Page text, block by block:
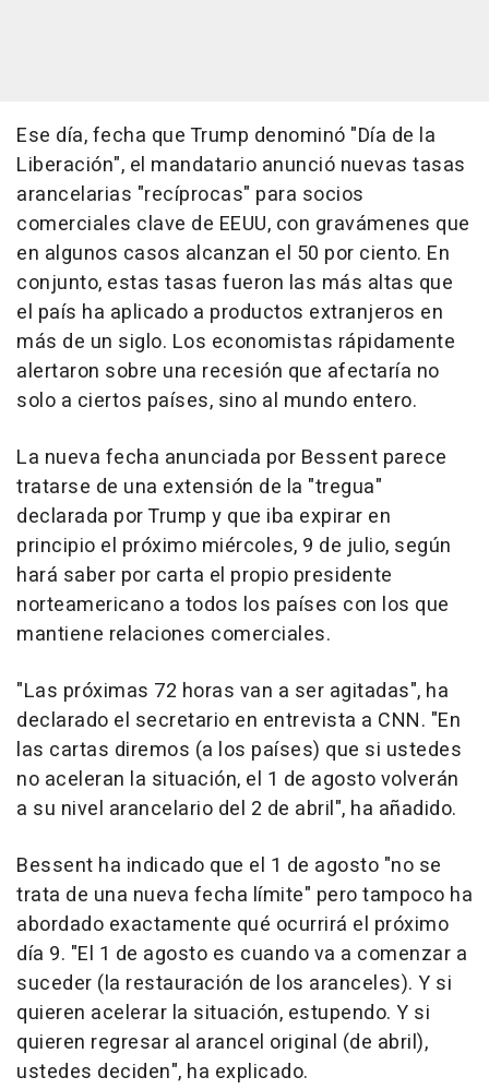
Ese día, fecha que Trump denominó "Día de la
Liberación", el mandatario anunció nuevas tasas
arancelarias "recíprocas" para socios
comerciales clave de EEUU, con gravámenes que
en algunos casos alcanzan el 50 por ciento. En
conjunto, estas tasas fueron las más altas que
el país ha aplicado a productos extranjeros en
más de un siglo. Los economistas rápidamente
alertaron sobre una recesión que afectaría no
solo a ciertos países, sino al mundo entero.
La nueva fecha anunciada por Bessent parece
tratarse de una extensión de la "tregua"
declarada por Trump y que iba expirar en
principio el próximo miércoles, 9 de julio, según
hará saber por carta el propio presidente
norteamericano a todos los países con los que
mantiene relaciones comerciales.
"Las próximas 72 horas van a ser agitadas", ha
declarado el secretario en entrevista a CNN. "En
las cartas diremos (a los países) que si ustedes
no aceleran la situación, el 1 de agosto volverán
a su nivel arancelario del 2 de abril", ha añadido.
Bessent ha indicado que el 1 de agosto "no se
trata de una nueva fecha límite" pero tampoco ha
abordado exactamente qué ocurrirá el próximo
día 9. "El 1 de agosto es cuando va a comenzar a
suceder (la restauración de los aranceles). Y si
quieren acelerar la situación, estupendo. Y si
quieren regresar al arancel original (de abril),
ustedes deciden", ha explicado.